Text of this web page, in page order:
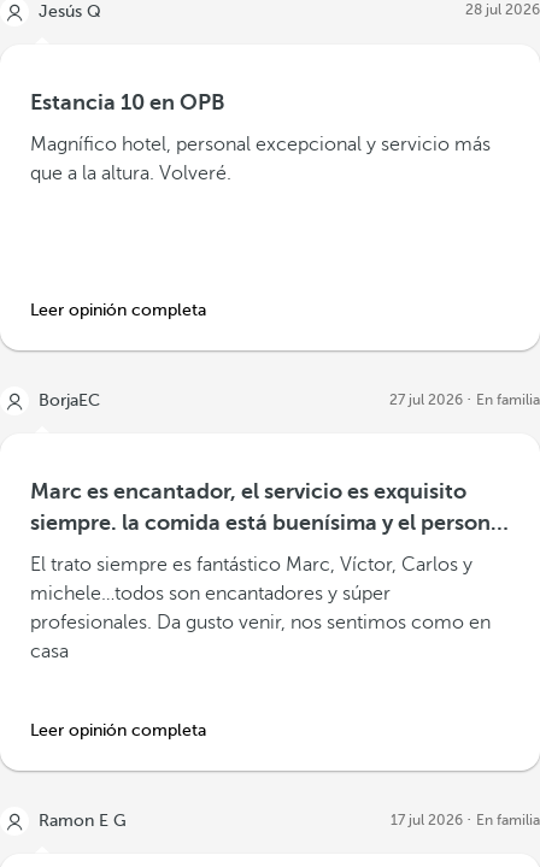
Jesús Q 28 jul 2026
Estancia 10 en OPB
Magnífico hotel, personal excepcional y servicio más
que a la altura. Volveré.
Leer opinión completa
BorjaEC 27 jul 2026 En familia
Marc es encantador, el servicio es exquisito
siempre. la comida está buenísima y el personal
de 10! Siempre repetimos
El trato siempre es fantástico Marc, Víctor, Carlos y
michele…todos son encantadores y súper
profesionales. Da gusto venir, nos sentimos como en
casa
Leer opinión completa
Ramon E G 17 jul 2026 En familia